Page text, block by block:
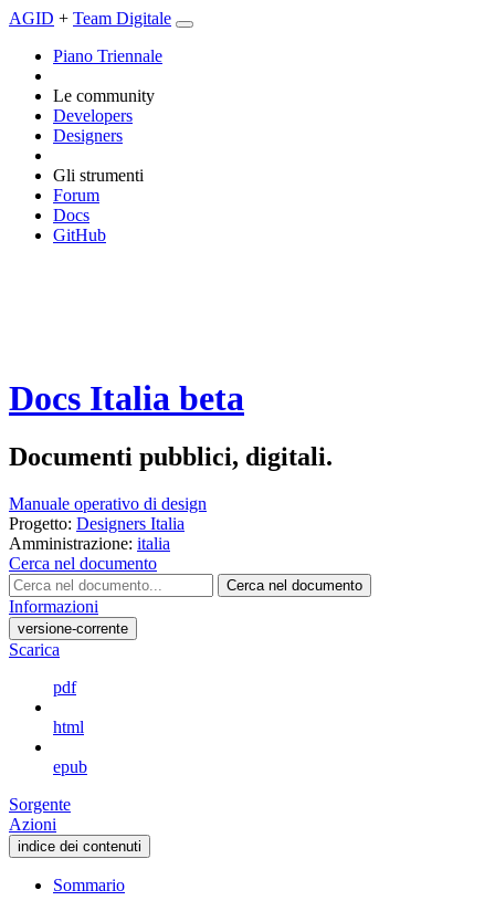
AGID + Team Digitale
Piano Triennale
Le community
Developers
Designers
Gli strumenti
Forum
Docs
GitHub
Docs Italia beta
Documenti pubblici, digitali.
Manuale operativo di design
Progetto: Designers Italia
Amministrazione: italia
Cerca nel documento
Cerca nel documento
Informazioni
versione-corrente
Scarica
pdf
html
epub
Sorgente
Azioni
indice dei contenuti
Sommario